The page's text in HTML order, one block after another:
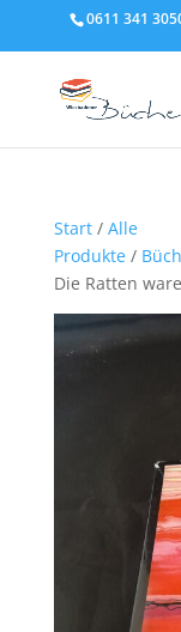
0611 341
Start/ Alle
Produkte/
Die Ratten